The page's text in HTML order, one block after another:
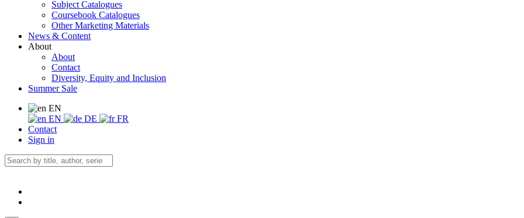
Subject Catalogues
Coursebook Catalogues
Other Marketing Materials
News & Content
About
About
Contact
Diversity, Equity and Inclusion
Summer Sale
EN
EN
DE
FR
Contact
Sign in